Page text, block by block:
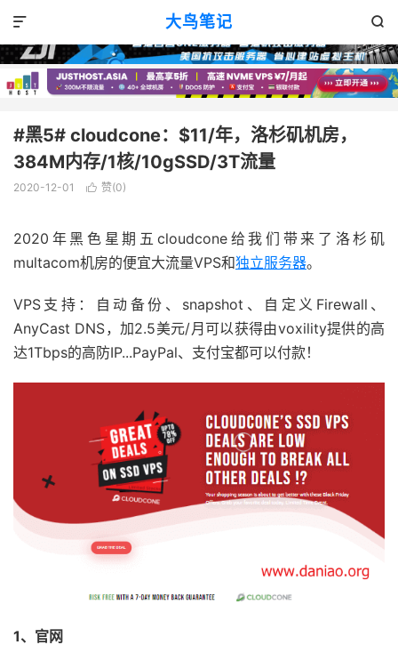
大鸟笔记 

VPS优惠
#黑5# cloudcone：$11/年，洛杉矶机房，
384M内存/1核/10gSSD/3T流量
2020-12-01  赞(0)
2020年黑色星期五cloudcone给我们带来了洛杉矶
multacom机房的便宜大流量VPS和独立服务器。
VPS支持：自动备份、snapshot、自定义Firewall、
AnyCast DNS，加2.5美元/月可以获得由voxility提供的高
达1Tbps的高防IP...PayPal、支付宝都可以付款！
1、官网